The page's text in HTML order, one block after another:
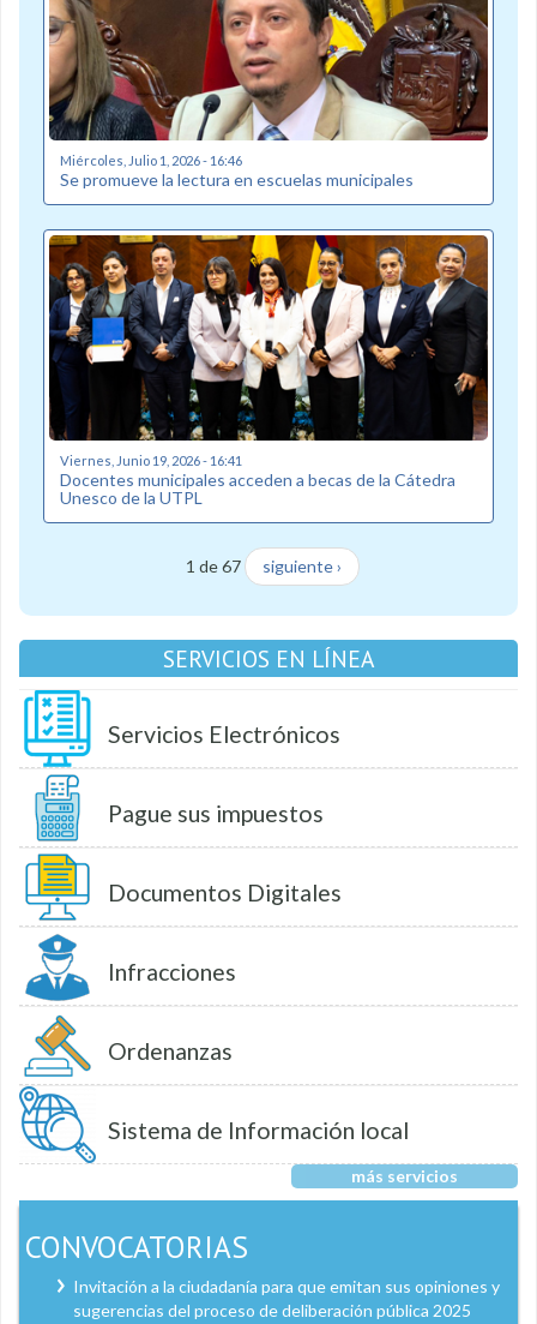
Miércoles, Julio 1, 2026 - 16:46
Se promueve la lectura en escuelas municipales
Viernes, Junio 19, 2026 - 16:41
Docentes municipales acceden a becas de la Cátedra
Unesco de la UTPL
1 de 67 siguiente ›
SERVICIOS EN LÍNEA
Servicios Electrónicos
Pague sus impuestos
Documentos Digitales
Infracciones
Ordenanzas
Sistema de Información local
más servicios
CONVOCATORIAS
Invitación a la ciudadanía para que emitan sus opiniones y
sugerencias del proceso de deliberación pública 2025